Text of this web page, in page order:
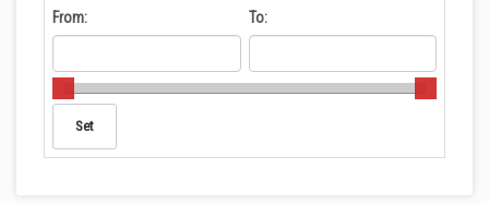
From: To: